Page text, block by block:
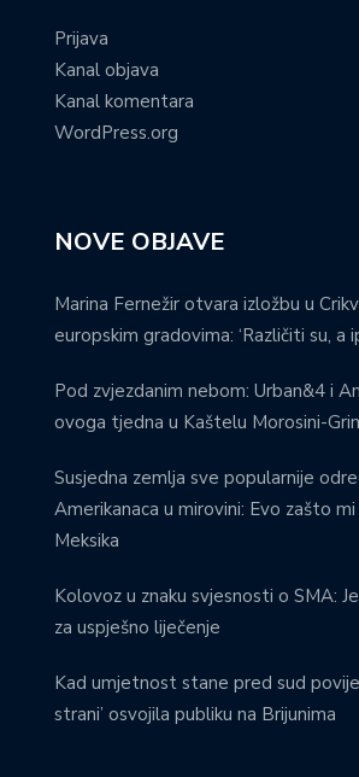
Prijava
Kanal objava
Kanal komentara
WordPress.org
NOVE OBJAVE
Marina Fernežir otvara izložbu u
europskim gradovima: ‘Različiti su, a
Pod zvjezdanim nebom: Urban&4 i
ovoga tjedna u Kaštelu Morosini-
Susjedna zemlja sve popularnije
Amerikanaca u mirovini: Evo zašto
Meksika
Kolovoz u znaku svjesnosti o SMA:
za uspješno liječenje
Kad umjetnost stane pred sud
strani’ osvojila publiku na Brijunima